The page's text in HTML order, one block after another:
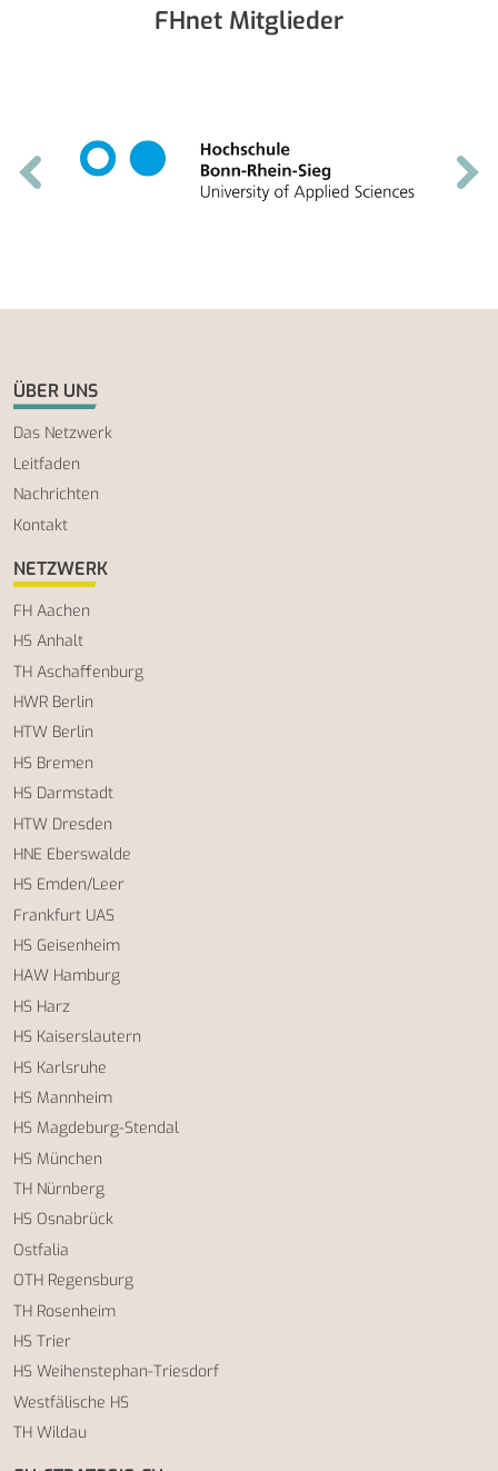
FHnet Mitglieder
ÜBER UNS
Das Netzwerk
Leitfaden
Nachrichten
Kontakt
NETZWERK
FH Aachen
HS Anhalt
TH Aschaffenburg
HWR Berlin
HTW Berlin
HS Bremen
HS Darmstadt
HTW Dresden
HNE Eberswalde
HS Emden/Leer
Frankfurt UAS
HS Geisenheim
HAW Hamburg
HS Harz
HS Kaiserslautern
HS Karlsruhe
HS Mannheim
HS Magdeburg-Stendal
HS München
TH Nürnberg
HS Osnabrück
Ostfalia
OTH Regensburg
TH Rosenheim
HS Trier
HS Weihenstephan-Triesdorf
Westfälische HS
TH Wildau